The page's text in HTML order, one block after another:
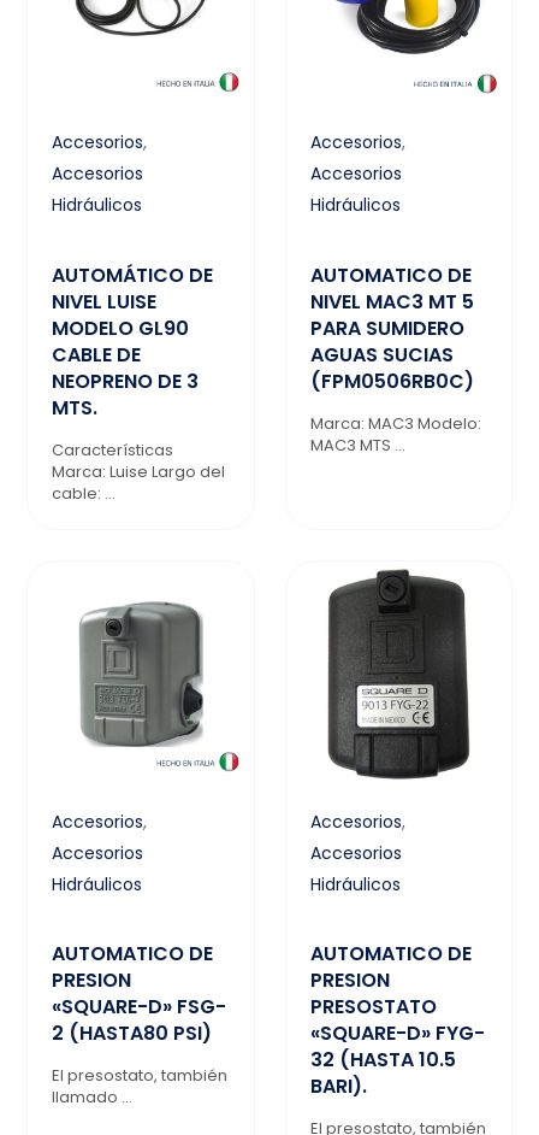
Accesorios,
Accesorios
Hidráulicos
AUTOMÁTICO DE
NIVEL LUISE
MODELO GL90
CABLE DE
NEOPRENO DE 3
MTS.
Características
Marca: Luise Largo del
cable: ...
Accesorios,
Accesorios
Hidráulicos
AUTOMATICO DE
NIVEL MAC3 MT 5
PARA SUMIDERO
AGUAS SUCIAS
(FPM0506RB0C)
Marca: MAC3 Modelo:
MAC3 MTS ...
Accesorios,
Accesorios
Hidráulicos
AUTOMATICO DE
PRESION
«SQUARE-D» FSG-
2 (HASTA80 PSI)
El presostato, también
llamado ...
Accesorios,
Accesorios
Hidráulicos
AUTOMATICO DE
PRESION
PRESOSTATO
«SQUARE-D» FYG-
32 (HASTA 10.5
BARI).
El presostato, también